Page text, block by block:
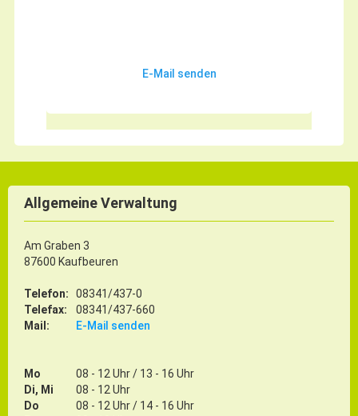
E-Mail senden
Allgemeine Verwaltung
Am Graben 3
87600 Kaufbeuren
Telefon:
08341/437-0
Telefax:
08341/437-660
Mail:
E-Mail senden
Mo
08 - 12 Uhr / 13 - 16 Uhr
Di, Mi
08 - 12 Uhr
Do
08 - 12 Uhr / 14 - 16 Uhr